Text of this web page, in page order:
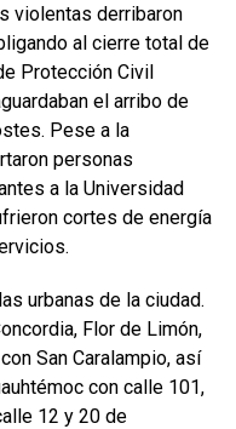
violentas derribaron
al cierre total de
Protección Civil
el arribo de
Pese a la
personas
a la Universidad
cortes de energía
urbanas de la ciudad.
Flor de Limón,
San Caralampio, así
con calle 101,
12 y 20 de